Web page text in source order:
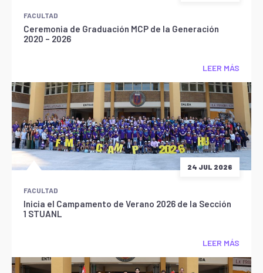
FACULTAD
Ceremonia de Graduación MCP de la Generación
2020 – 2026
LEER MÁS
24 JUL 2026
FACULTAD
Inicia el Campamento de Verano 2026 de la Sección
1 STUANL
LEER MÁS